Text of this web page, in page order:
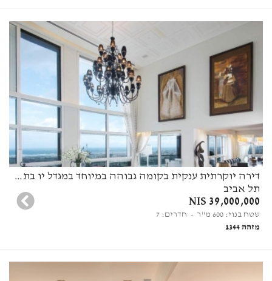
דירה יוקרתית ענקית בקומה גבוהה במיוחד במגדל יו בתל אביב
תל אביב
39,000,000 NIS
שטח בנוי: 600 מ"ר
• חדרים: 7
מזהה 1344